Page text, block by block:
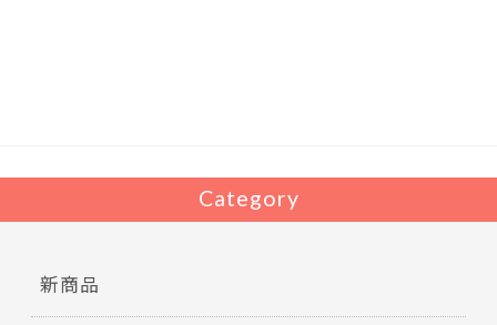
Category
新商品